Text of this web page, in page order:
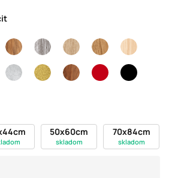
50x60cm
skladom
70x84cm
skladom